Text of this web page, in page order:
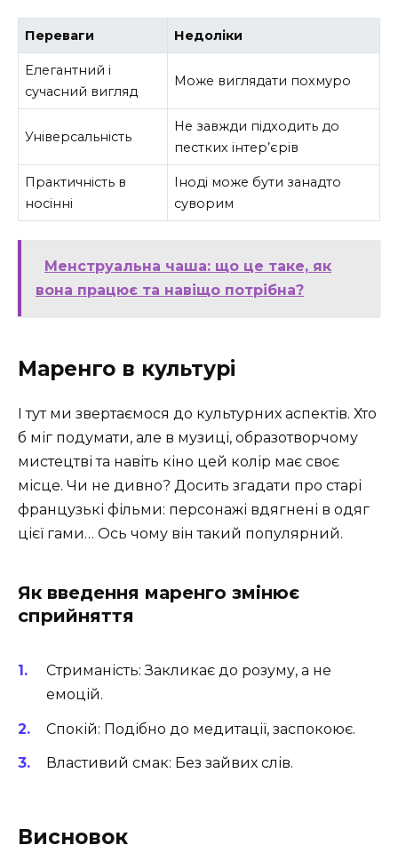
Переваги Недоліки
Елегантний і
сучасний вигляд
Може виглядати похмуро
Універсальність
Не завжди підходить до
пестких інтер’єрів
Практичність в
носінні
Іноді може бути занадто
суворим
Менструальна чаша: що це таке, як
вона працює та навіщо потрібна?
Маренго в культурі
І тут ми звертаємося до культурних аспектів. Хто
б міг подумати, але в музиці, образотворчому
мистецтві та навіть кіно цей колір має своє
місце. Чи не дивно? Досить згадати про старі
французькі фільми: персонажі вдягнені в одяг
цієї гами… Ось чому він такий популярний.
Як введення маренго змінює
сприйняття
Стриманість: Закликає до розуму, а не
емоцій.
Спокій: Подібно до медитації, заспокоює.
Властивий смак: Без зайвих слів.
Висновок